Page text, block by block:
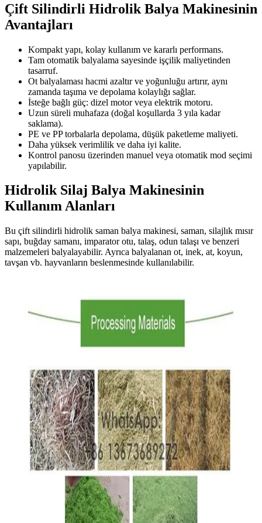
Çift Silindirli Hidrolik Balya Makinesinin
Avantajları
Kompakt yapı, kolay kullanım ve kararlı performans.
Tam otomatik balyalama sayesinde işçilik maliyetinden
tasarruf.
Ot balyalaması hacmi azaltır ve yoğunluğu artırır, aynı
zamanda taşıma ve depolama kolaylığı sağlar.
İsteğe bağlı güç: dizel motor veya elektrik motoru.
Uzun süreli muhafaza (doğal koşullarda 3 yıla kadar
saklama).
PE ve PP torbalarla depolama, düşük paketleme maliyeti.
Daha yüksek verimlilik ve daha iyi kalite.
Kontrol panosu üzerinden manuel veya otomatik mod seçimi
yapılabilir.
Hidrolik Silaj Balya Makinesinin
Kullanım Alanları
Bu çift silindirli hidrolik saman balya makinesi, saman, silajlık mısır
sapı, buğday samanı, imparator otu, talaş, odun talaşı ve benzeri
malzemeleri balyalayabilir. Ayrıca balyalanan ot, inek, at, koyun,
tavşan vb. hayvanların beslenmesinde kullanılabilir.